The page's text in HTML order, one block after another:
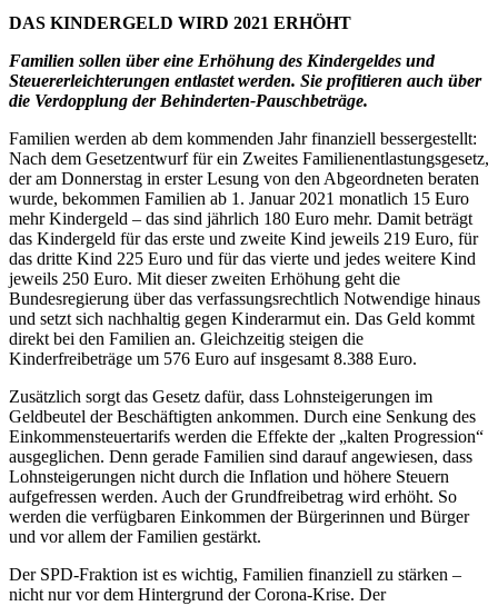
DAS KINDERGELD WIRD 2021 ERHÖHT
Familien sollen über eine Erhöhung des Kindergeldes und
Steuererleichterungen entlastet werden. Sie profitieren auch über
die Verdopplung der Behinderten-Pauschbeträge.
Familien werden ab dem kommenden Jahr finanziell bessergestellt:
Nach dem Gesetzentwurf für ein Zweites Familienentlastungsgesetz,
der am Donnerstag in erster Lesung von den Abgeordneten beraten
wurde, bekommen Familien ab 1. Januar 2021 monatlich 15 Euro
mehr Kindergeld – das sind jährlich 180 Euro mehr. Damit beträgt
das Kindergeld für das erste und zweite Kind jeweils 219 Euro, für
das dritte Kind 225 Euro und für das vierte und jedes weitere Kind
jeweils 250 Euro. Mit dieser zweiten Erhöhung geht die
Bundesregierung über das verfassungsrechtlich Notwendige hinaus
und setzt sich nachhaltig gegen Kinderarmut ein. Das Geld kommt
direkt bei den Familien an. Gleichzeitig steigen die
Kinderfreibeträge um 576 Euro auf insgesamt 8.388 Euro.
Zusätzlich sorgt das Gesetz dafür, dass Lohnsteigerungen im
Geldbeutel der Beschäftigten ankommen. Durch eine Senkung des
Einkommensteuertarifs werden die Effekte der „kalten Progression“
ausgeglichen. Denn gerade Familien sind darauf angewiesen, dass
Lohnsteigerungen nicht durch die Inflation und höhere Steuern
aufgefressen werden. Auch der Grundfreibetrag wird erhöht. So
werden die verfügbaren Einkommen der Bürgerinnen und Bürger
und vor allem der Familien gestärkt.
Der SPD-Fraktion ist es wichtig, Familien finanziell zu stärken –
nicht nur vor dem Hintergrund der Corona-Krise. Der